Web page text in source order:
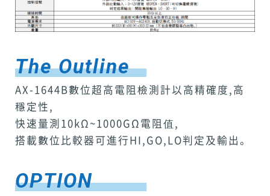
The Outline
AX-1644B數位超高電阻檢測計以高精確度,高
穩定性,
快速量測10kΩ~1000GΩ電阻值,
搭載數位比較器可進行HI,GO,LO判定及輸出。
OPTION